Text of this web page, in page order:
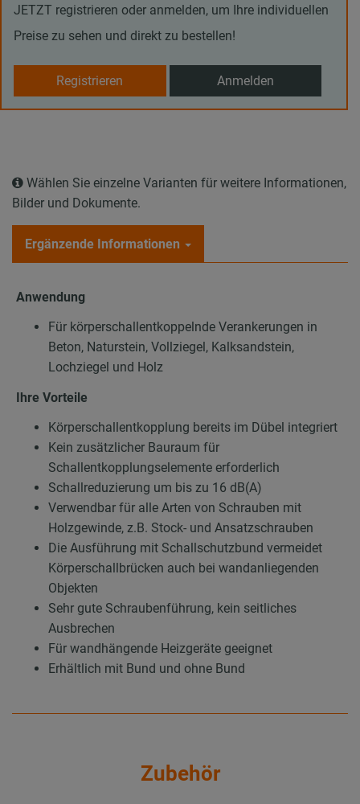
JETZT registrieren oder anmelden, um Ihre individuellen
Preise zu sehen und direkt zu bestellen!
Registrieren Anmelden
Wählen Sie einzelne Varianten für weitere Informationen,
Bilder und Dokumente.
Ergänzende Informationen
Anwendung
Für körperschallentkoppelnde Verankerungen in
Beton, Naturstein, Vollziegel, Kalksandstein,
Lochziegel und Holz
Ihre Vorteile
Körperschallentkopplung bereits im Dübel integriert
Kein zusätzlicher Bauraum für
Schallentkopplungselemente erforderlich
Schallreduzierung um bis zu 16 dB(A)
Verwendbar für alle Arten von Schrauben mit
Holzgewinde, z.B. Stock- und Ansatzschrauben
Die Ausführung mit Schallschutzbund vermeidet
Körperschallbrücken auch bei wandanliegenden
Objekten
Sehr gute Schraubenführung, kein seitliches
Ausbrechen
Für wandhängende Heizgeräte geeignet
Erhältlich mit Bund und ohne Bund
Zubehör